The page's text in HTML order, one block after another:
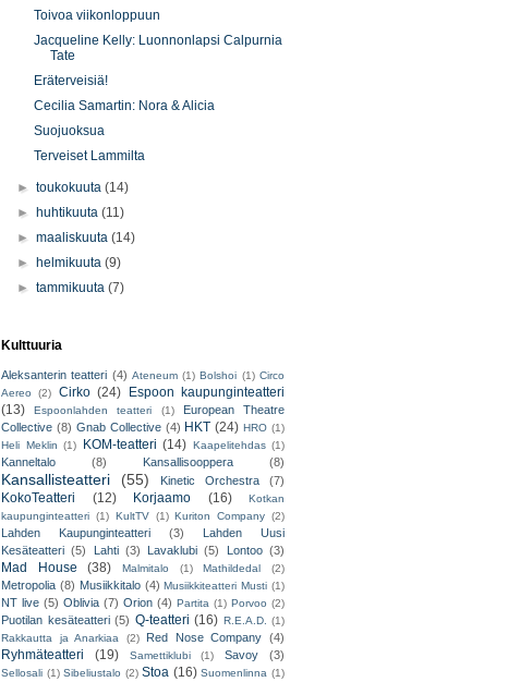
Toivoa viikonloppuun
Jacqueline Kelly: Luonnonlapsi Calpurnia
Tate
Eräterveisiä!
Cecilia Samartin: Nora & Alicia
Suojuoksua
Terveiset Lammilta
►toukokuuta(14)
► huhtikuuta(11)
►maaliskuuta(14)
► helmikuuta(9)
►tammikuuta(7)
Kulttuuria
Aleksanterin teatteri (4) Ateneum (1) Bolshoi (1) Circo
Aereo
(2) Cirko (24)
Espoon kaupunginteatteri
(13)
Espoonlahden teatteri (1)
European Theatre
Collective (8) Gnab Collective (4) HKT (24) HRO (1)
Heli Meklin (1) KOM-teatteri (14) Kaapelitehdas (1)
Kanneltalo (8) Kansallisooppera (8)
Kansallisteatteri (55) Kinetic Orchestra (7)
KokoTeatteri (12) Korjaamo (16)
Kotkan
kaupunginteatteri (1) KultTV (1) Kuriton Company (2)
Lahden Kaupunginteatteri (3)
Lahden Uusi
Kesäteatteri (5) Lahti (3) Lavaklubi (5) Lontoo (3)
Mad House (38) Malmitalo (1) Mathildedal (2)
Metropolia (8) Musiikkitalo (4) Musiikkiteatteri Musti (1)
NT live (5) Oblivia (7) Orion (4) Partita (1) Porvoo (2)
Puotilan kesäteatteri (5) Q-teatteri (16) R.E.A.D. (1)
Rakkautta ja Anarkiaa
(2) Red Nose Company (4)
Ryhmäteatteri (19) Samettiklubi (1) Savoy (3)
Sellosali (1) Sibeliustalo (2) Stoa (16) Suomenlinna (1)